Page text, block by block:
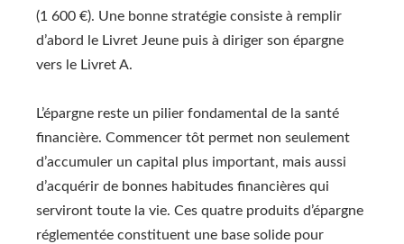
(1 600 €). Une bonne stratégie consiste à remplir
d’abord le Livret Jeune puis à diriger son épargne
vers le Livret A.
L’épargne reste un pilier fondamental de la santé
financière. Commencer tôt permet non seulement
d’accumuler un capital plus important, mais aussi
d’acquérir de bonnes habitudes financières qui
serviront toute la vie. Ces quatre produits d’épargne
réglementée constituent une base solide pour